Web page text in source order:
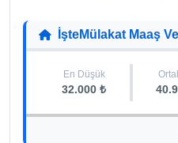
İşteMülakat Maaş
En Düşük
32.000 ₺